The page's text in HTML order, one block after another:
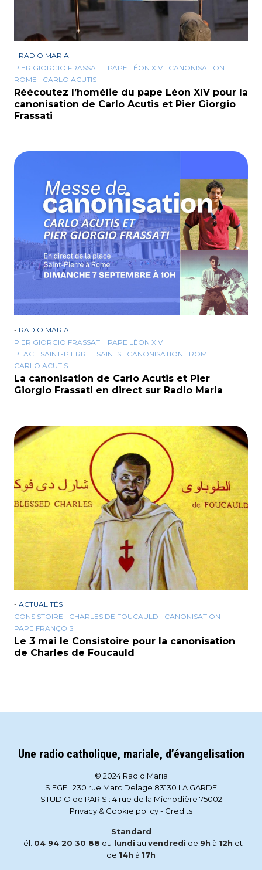
- RADIO MARIA
PIER GIORGIO FRASSATI
PAPE LÉON XIV
CANONISATION
ROME
CARLO ACUTIS
Réécoutez l’homélie du pape Léon XIV pour la
canonisation de Carlo Acutis et Pier Giorgio
Frassati
- RADIO MARIA
PIER GIORGIO FRASSATI
PAPE LÉON XIV
PLACE SAINT-PIERRE
SAINTS CANONISATION
ROME
CARLO ACUTIS
La canonisation de Carlo Acutis et Pier
Giorgio Frassati en direct sur Radio Maria
- ACTUALITÉS
CONSISTOIRE
CHARLES DE FOUCAULD
CANONISATION
PAPE FRANÇOIS
Le 3 mai le Consistoire pour la canonisation
de Charles de Foucauld
Une radio catholique, mariale, d’évangelisation
© 2024 Radio Maria
SIEGE : 230 rue Marc Delage 83130 LA GARDE
STUDIO de PARIS : 4 rue de la Michodière 75002
Privacy & Cookie policy- Credits
Standard
Tél. 04 94 20 30 88 du lundi au vendredi de 9h à 12h et
de 14h à 17h